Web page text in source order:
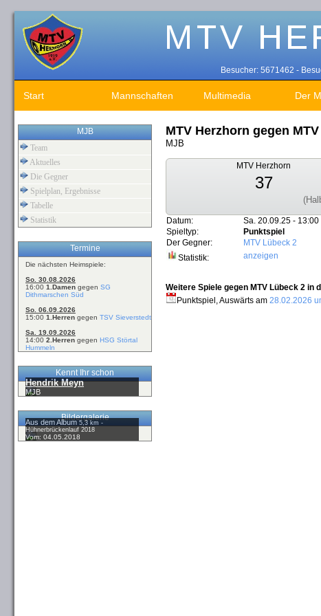
Besucher: 5671462 -
Start Mannschaften Multimedia Der
MJB
Team
Aktuelles
Die Gegner
Spielplan, Ergebnisse
Tabelle
Statistik
Termine
Die nächsten Heimspiele:
So. 30.08.2026
16:00 1.Damen gegen SG
Dithmarschen Süd
So. 06.09.2026
15:00 1.Herren gegen TSV Sieverstedt
Sa. 19.09.2026
14:00 2.Herren gegen HSG Störtal
Hummeln
Kennt Ihr schon
Hendrik Meyn
MJB
Bildergalerie
Aus dem Album5,3 km -
Hühnerbrückenlauf 2018
Vom: 04.05.2018
MTV Herzhorn gegen
MJB
MTV Herzhorn
37
Datum:
Sa. 20.09.25 - 13:00
Spieltyp:
Punktspiel
Der Gegner:
MTV Lübeck 2
Statistik:
anzeigen
Weitere Spiele gegen MTV Lübeck 2 in
Punktspiel, Auswärts am 28.02.2026